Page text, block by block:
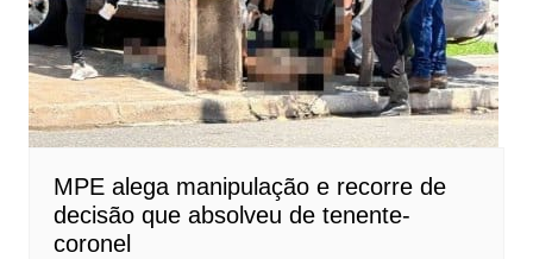
MPE alega manipulação e recorre de
decisão que absolveu de tenente-
coronel